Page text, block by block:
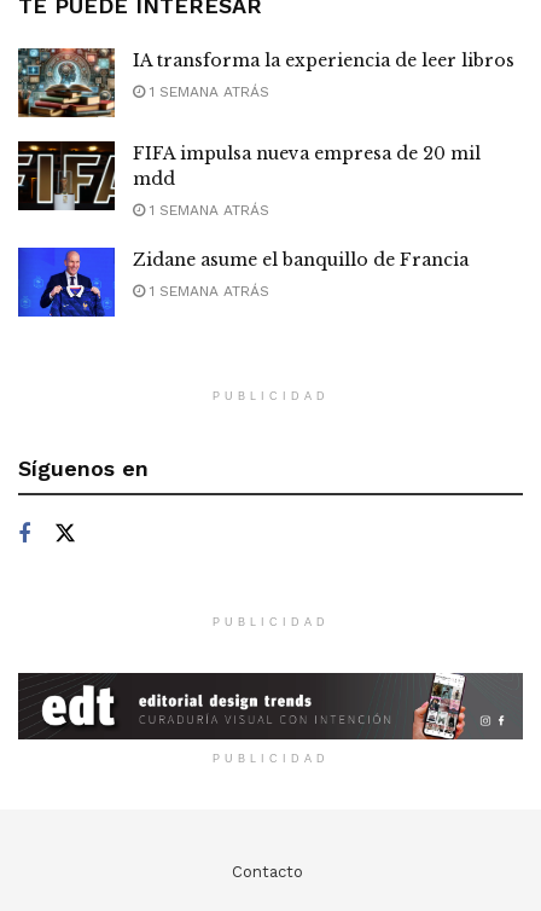
TE PUEDE INTERESAR
IA transforma la experiencia de leer libros
1 SEMANA ATRÁS
FIFA impulsa nueva empresa de 20 mil
mdd
1 SEMANA ATRÁS
Zidane asume el banquillo de Francia
1 SEMANA ATRÁS
PUBLICIDAD
Síguenos en
PUBLICIDAD
PUBLICIDAD
Contacto